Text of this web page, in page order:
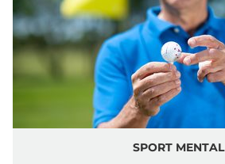
SPORT MENTAL